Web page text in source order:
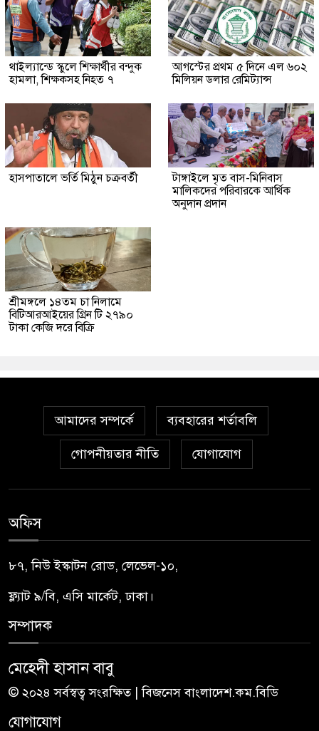
থাইল্যান্ডে স্কুলে শিক্ষার্থীর বন্দুক
হামলা, শিক্ষকসহ নিহত ৭
আগস্টের প্রথম ৫ দিনে এল ৬০২
মিলিয়ন ডলার রেমিট্যান্স
হাসপাতালে ভর্তি মিঠুন চক্রবর্তী
টাঙ্গাইলে মৃত বাস-মিনিবাস
মালিকদের পরিবারকে আর্থিক
অনুদান প্রদান
শ্রীমঙ্গলে ১৪তম চা নিলামে
বিটিআরআইয়ের গ্রিন টি ২৭৯০
টাকা কেজি দরে বিক্রি
আমাদের সম্পর্কে ব্যবহারের শর্তাবলি
গোপনীয়তার নীতি যোগাযোগ
অফিস
৮৭, নিউ ইস্কাটন রোড, লেভেল-১০,
ফ্ল্যাট ৯/বি, এসি মার্কেট, ঢাকা।
সম্পাদক
মেহেদী হাসান বাবু
© ২০২৪ সর্বস্বত্ব সংরক্ষিত | বিজনেস বাংলাদেশ.কম.বিডি
যোগাযোগ